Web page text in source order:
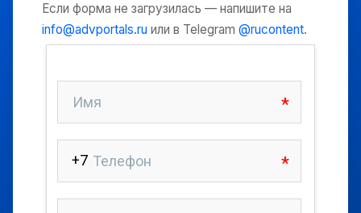
Если форма не загрузилась — напишите на
info@advportals.ru или в Telegram @rucontent.